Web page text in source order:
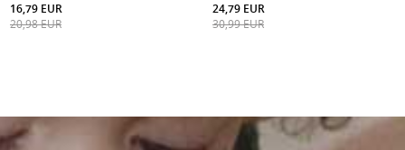
16,79 EUR
20,98EUR
24,79 EUR
30,99EUR